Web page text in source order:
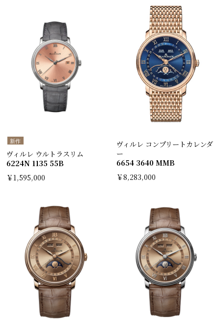
新作
ヴィルレ ウルトラスリム
6224N 1135 55B
￥1,595,000
ヴィルレ コンプリートカレンダ
ー
6654 3640 MMB
￥8,283,000